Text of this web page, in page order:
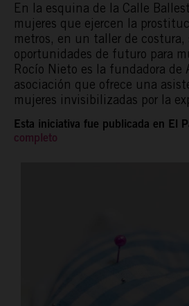
En la esquina de la Calle
mujeres que ejercen la
metros, en un taller de costura,
oportunidades de futuro para
Rocío Nieto es la fundadora de
asociación que ofrece una
mujeres invisibilizadas por la
Esta iniciativa fue publicada en El
completo